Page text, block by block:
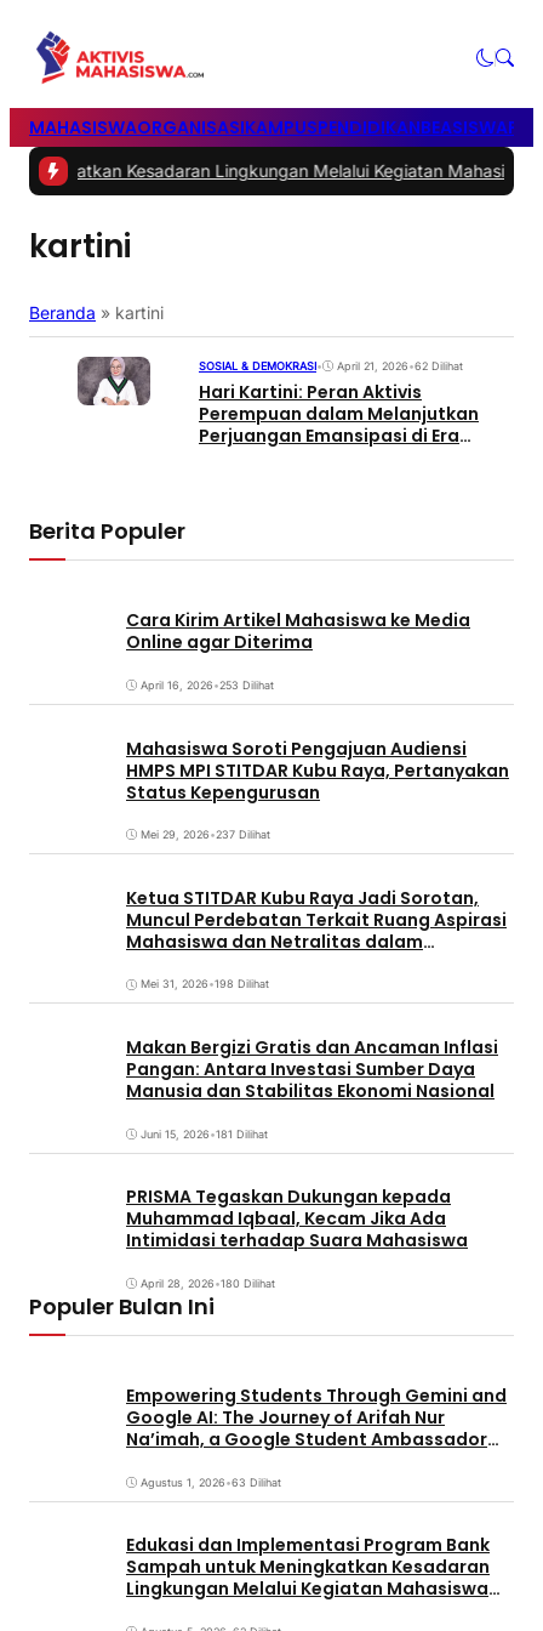
MAHASISWAORGANISASIKAMPUSPENDIDIKANBEASISWA
Kesadaran Lingkungan Melalui Kegiatan Mahasiswa KKN
kartini
Beranda » kartini
SOSIAL & DEMOKRASI• April 21, 2026•62 Dilihat
Hari Kartini: Peran Aktivis
Perempuan dalam Melanjutkan
Perjuangan Emansipasi di Era
Berita Populer
Cara Kirim Artikel Mahasiswa ke Media
Online agar Diterima
April 16, 2026•253 Dilihat
Mahasiswa Soroti Pengajuan Audiensi
HMPS MPI STITDAR Kubu Raya, Pertanyakan
Status Kepengurusan
Mei 29, 2026•237 Dilihat
Ketua STITDAR Kubu Raya Jadi Sorotan,
Muncul Perdebatan Terkait Ruang Aspirasi
Mahasiswa dan Netralitas dalam
Mei 31, 2026•198 Dilihat
Makan Bergizi Gratis dan Ancaman Inflasi
Pangan: Antara Investasi Sumber Daya
Manusia dan Stabilitas Ekonomi Nasional
Juni 15, 2026•181 Dilihat
PRISMA Tegaskan Dukungan kepada
Muhammad Iqbaal, Kecam Jika Ada
Intimidasi terhadap Suara Mahasiswa
April 28, 2026•180 Dilihat
Populer Bulan Ini
Empowering Students Through Gemini and
Google AI: The Journey of Arifah Nur
Na’imah, a Google Student Ambassador
Pignatelli Triputra
Agustus 1, 2026•63 Dilihat
Edukasi dan Implementasi Program Bank
Sampah untuk Meningkatkan Kesadaran
Lingkungan Melalui Kegiatan Mahasiswa